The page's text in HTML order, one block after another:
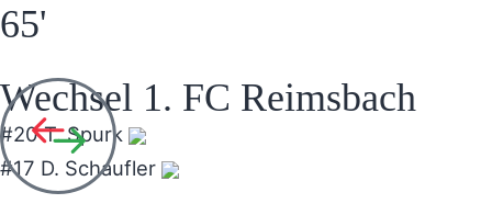
65'
Wechsel 1. FC Reimsbach
#20 T. Spurk
#17 D. Schaufler